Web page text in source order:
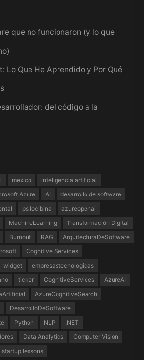
que no funcionaron (y lo que
Lo Que He Aprendido y Por Qué
del código a la
mexico
inteligencia artificial
Azure AI
desarrollo de software
psilocibina
azureopenai
MachineLearning
Transformación Digital
Burnout RAG
ArquitecturaDeSoftware
Cognitive Services
widget
empresastecnologicas
ticker CognitiveServices
AzureAI
AzureCognitiveSearch
DesarrolloDeSoftware
Python NLP
.NET
Data Analytics
Computer Vision
startup lessons